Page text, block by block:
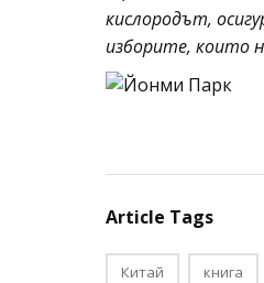
кислородът,
изборите, които
Article Tags
Китай книга